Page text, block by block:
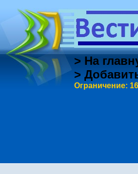
> На
>
Ограничение: